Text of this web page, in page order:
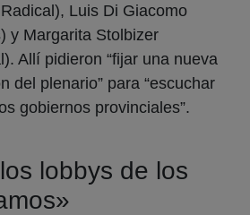
Luis Di Giacomo
y Margarita Stolbizer
Allí pidieron “fijar una nueva
del plenario” para “escuchar
gobiernos provinciales”.
lobbys de los